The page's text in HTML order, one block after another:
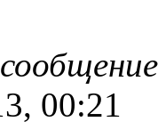
00:21